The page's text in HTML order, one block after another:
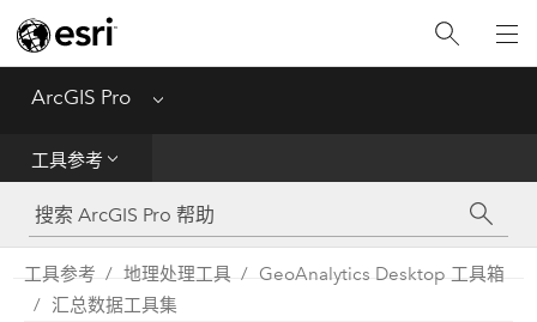
ArcGIS Pro Menu
工具参考
工具参考
Python
SDK
工具参考 地理处理工具
GeoAnalytics Desktop 工具箱
汇总数据工具集